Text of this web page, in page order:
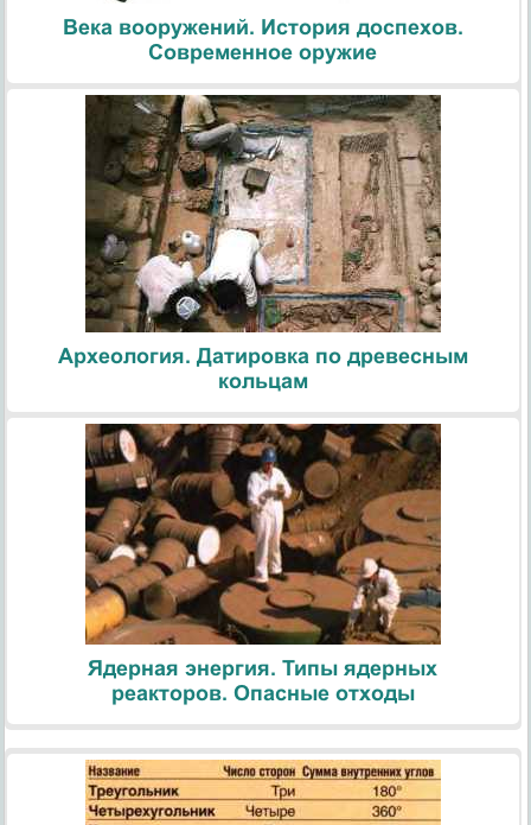
Века вооружений. История доспехов.
Современное оружие
Археология. Датировка по древесным
кольцам
Ядерная энергия. Типы ядерных
реакторов. Опасные отходы